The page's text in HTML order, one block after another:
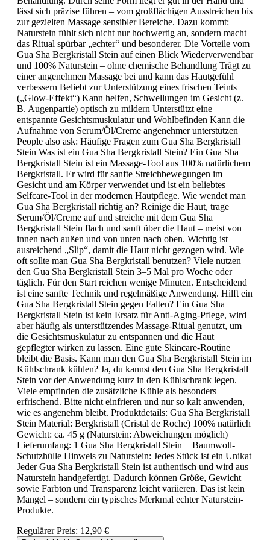
lässt sich präzise führen – vom großflächigen Ausstreichen bis
zur gezielten Massage sensibler Bereiche. Dazu kommt:
Naturstein fühlt sich nicht nur hochwertig an, sondern macht
das Ritual spürbar „echter“ und besonderer. Die Vorteile vom
Gua Sha Bergkristall Stein auf einen Blick Wiederverwendbar
und 100% Naturstein – ohne chemische Behandlung Trägt zu
einer angenehmen Massage bei und kann das Hautgefühl
verbessern Beliebt zur Unterstützung eines frischen Teints
(„Glow-Effekt“) Kann helfen, Schwellungen im Gesicht (z.
B. Augenpartie) optisch zu mildern Unterstützt eine
entspannte Gesichtsmuskulatur und Wohlbefinden Kann die
Aufnahme von Serum/Öl/Creme angenehmer unterstützen
People also ask: Häufige Fragen zum Gua Sha Bergkristall
Stein Was ist ein Gua Sha Bergkristall Stein? Ein Gua Sha
Bergkristall Stein ist ein Massage-Tool aus 100% natürlichem
Bergkristall. Er wird für sanfte Streichbewegungen im
Gesicht und am Körper verwendet und ist ein beliebtes
Selfcare-Tool in der modernen Hautpflege. Wie wendet man
Gua Sha Bergkristall richtig an? Reinige die Haut, trage
Serum/Öl/Creme auf und streiche mit dem Gua Sha
Bergkristall Stein flach und sanft über die Haut – meist von
innen nach außen und von unten nach oben. Wichtig ist
ausreichend „Slip“, damit die Haut nicht gezogen wird. Wie
oft sollte man Gua Sha Bergkristall benutzen? Viele nutzen
den Gua Sha Bergkristall Stein 3–5 Mal pro Woche oder
täglich. Für den Start reichen wenige Minuten. Entscheidend
ist eine sanfte Technik und regelmäßige Anwendung. Hilft ein
Gua Sha Bergkristall Stein gegen Falten? Ein Gua Sha
Bergkristall Stein ist kein Ersatz für Anti-Aging-Pflege, wird
aber häufig als unterstützendes Massage-Ritual genutzt, um
die Gesichtsmuskulatur zu entspannen und die Haut
gepflegter wirken zu lassen. Eine gute Skincare-Routine
bleibt die Basis. Kann man den Gua Sha Bergkristall Stein im
Kühlschrank kühlen? Ja, du kannst den Gua Sha Bergkristall
Stein vor der Anwendung kurz in den Kühlschrank legen.
Viele empfinden die zusätzliche Kühle als besonders
erfrischend. Bitte nicht einfrieren und nur so kalt anwenden,
wie es angenehm bleibt. Produktdetails: Gua Sha Bergkristall
Stein Material: Bergkristall (Cristal de Roche) 100% natürlich
Gewicht: ca. 45 g (Naturstein: Abweichungen möglich)
Lieferumfang: 1 Gua Sha Bergkristall Stein + Baumwoll-
Schutzhülle Hinweis zu Naturstein: Jedes Stück ist ein Unikat
Jeder Gua Sha Bergkristall Stein ist authentisch und wird aus
Naturstein handgefertigt. Dadurch können Größe, Gewicht
sowie Farbton und Transparenz leicht variieren. Das ist kein
Mangel – sondern ein typisches Merkmal echter Naturstein-
Produkte.
Regulärer Preis: 12,90 €